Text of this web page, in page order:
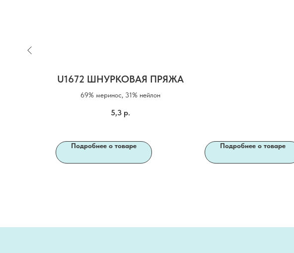
U1672 ШНУРКОВАЯ ПРЯЖА
69% меринос, 31% нейлон
5,3 р.
Подробнее о товаре Подробнее о товаре